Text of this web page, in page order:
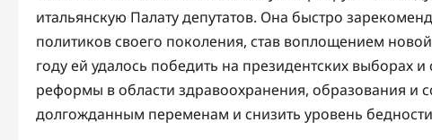
итальянскую Палату депутатов. Она быстро
политиков своего поколения, став воплощением
году ей удалось победить на президентских
реформы в области здравоохранения, образования и
долгожданным переменам и снизить уровень